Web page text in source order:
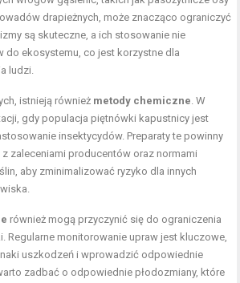
drapieżnych, może znacząco ograniczyć
są skuteczne, a ich stosowanie nie
do ekosystemu, co jest korzystne dla
ludzi.
istnieją również metody chemiczne. W
gdy populacja piętnówki kapustnicy jest
insektycydów. Preparaty te powinny
zaleceniami producentów oraz normami
aby zminimalizować ryzyko dla innych
również mogą przyczynić się do ograniczenia
Regularne monitorowanie upraw jest kluczowe,
uszkodzeń i wprowadzić odpowiednie
zadbać o odpowiednie płodozmiany, które